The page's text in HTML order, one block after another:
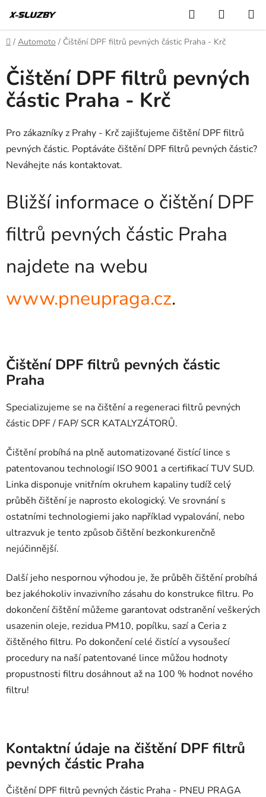
na
obsah
Hledat
KOŠÍK
Domů
/ Automoto / Čištění DPF filtrů pevných částic Praha - Krč
Čištění DPF filtrů pevných
částic Praha - Krč
Pro zákazníky z Prahy - Krč zajišťujeme čištění DPF filtrů
pevných částic. Poptáváte čištění DPF filtrů pevných částic?
Neváhejte nás kontaktovat.
Bližší informace o čištění DPF
filtrů pevných částic Praha
najdete na webu
www.pneupraga.cz.
Čištění DPF filtrů pevných částic
Praha
Specializujeme se na čištění a regeneraci filtrů pevných
částic DPF / FAP/ SCR KATALYZÁTORŮ.
Čištění probíhá na plně automatizované čistící lince s
patentovanou technologií ISO 9001 a certifikací TUV SUD.
Linka disponuje vnitřním okruhem kapaliny tudíž celý
průběh čištění je naprosto ekologický. Ve srovnání s
ostatními technologiemi jako například vypalování, nebo
ultrazvuk je tento způsob čištění bezkonkurenčně
nejúčinnější.
Další jeho nespornou výhodou je, že průběh čištění probíhá
bez jakéhokoliv invazivního zásahu do konstrukce filtru. Po
dokončení čištění můžeme garantovat odstranění veškerých
usazenin oleje, rezidua PM10, popílku, sazí a Ceria z
čištěného filtru. Po dokončení celé čistící a vysoušecí
procedury na naší patentované lince můžou hodnoty
propustnosti filtru dosáhnout až na 100 % hodnot nového
filtru!
Kontaktní údaje na čištění DPF filtrů
pevných částic Praha
Čištění DPF filtrů pevných částic Praha - PNEU PRAGA